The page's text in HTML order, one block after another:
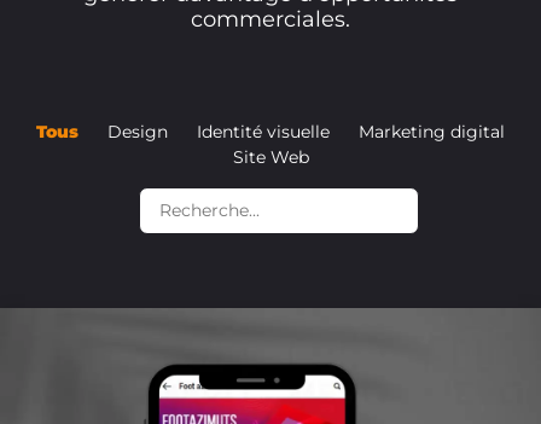
commerciales.
Tous Design Identité visuelle
Marketing digital
Site Web